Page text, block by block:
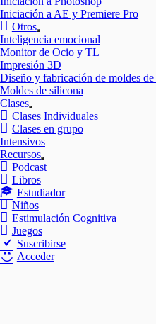
Iniciación a AE y Premiere Pro
Otros
Mostrar
el
submenú
Inteligencia emocional
Monitor de Ocio y TL
Impresión 3D
Diseño y fabricación de moldes
Moldes de silicona
Clases
Mostrar
el
submenú
Clases Individuales
Clases en grupo
Intensivos
Recursos
Mostrar
el
Podcast
Libros
Estudiador
Niños
Estimulación Cognitiva
Juegos
Suscribirse
Acceder